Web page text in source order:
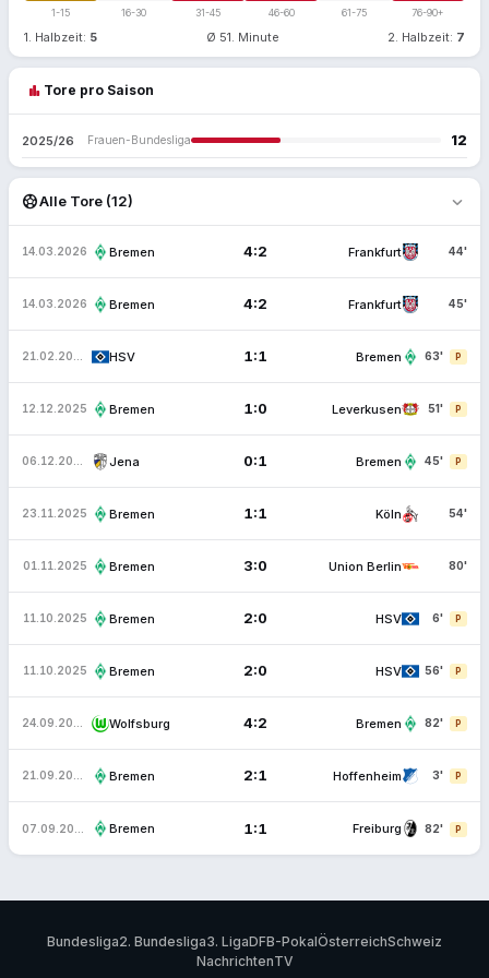
1-15 16-30 31-45 46-60 61-75 76-90+
1. Halbzeit: 5 Ø 51. Minute 2. Halbzeit: 7
bar_chart Tore pro Saison
2025/26 Frauen-Bundesliga 12
sports_soccerAlle Tore (12) expand_more
14.03.2026 Bremen 4:2 Frankfurt 44'
14.03.2026 Bremen 4:2 Frankfurt 45'
HSV 1:1 Bremen 63' P
12.12.2025 Bremen 1:0 Leverkusen 51' P
Jena 0:1 Bremen 45' P
23.11.2025 Bremen 1:1 Köln 54'
01.11.2025 Bremen 3:0 Union Berlin 80'
11.10.2025 Bremen 2:0 HSV 6' P
11.10.2025 Bremen 2:0 HSV 56' P
Wolfsburg 4:2 Bremen 82' P
Bremen 2:1 Hoffenheim 3' P
Bremen 1:1 Freiburg 82' P
Bundesliga2. Bundesliga3. LigaDFB-PokalÖsterreichSchweiz
NachrichtenTV